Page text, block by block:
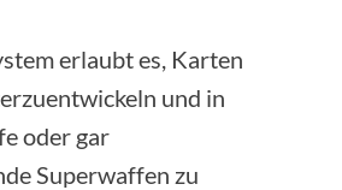
erlaubt es, Karten
und in
oder gar
Superwaffen zu